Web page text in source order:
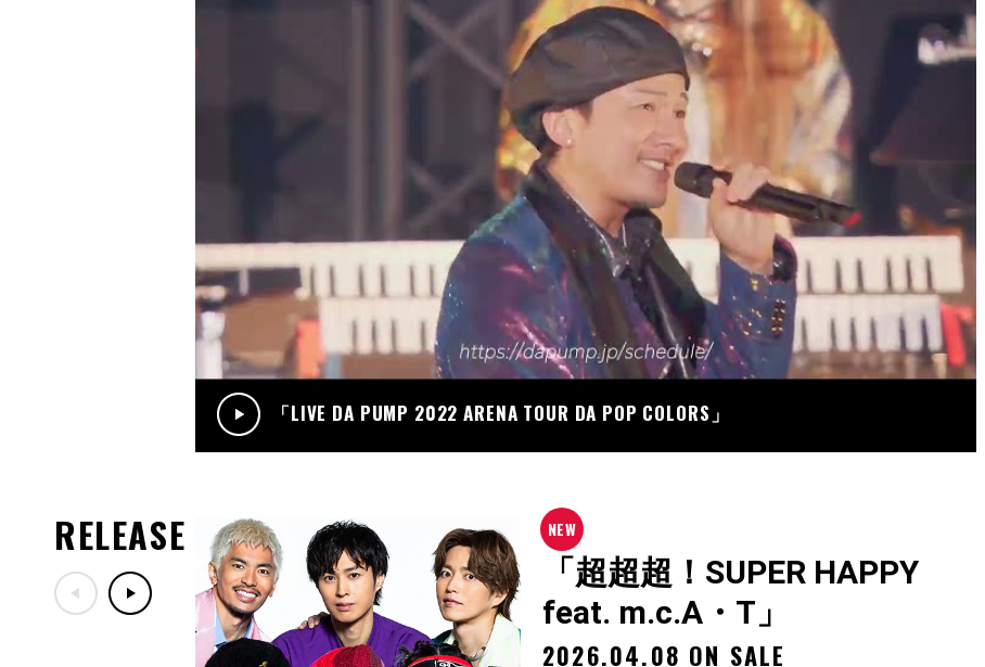
10/24(土)開催「ナインティナインのオールナイトニッポ
ン歌謡祭」出演決定！
7/18(土)TBS「音楽の日2026」出演決定！
2026年8月～11月開催「LIVE DA PUMP 2026 ROAD 2 DA
30th」10/19(月)兵庫公演チケット一般販売(先着)のご案内
07.03
「DA PUMP KIMI PREMIUM LIVE 2026」グッズ通信販売の
07.23
07.19
07.12
「LIVE DA PUMP 2022 ARENA TOUR DA POP COLORS」
RELEASE
「超超超！SUPER HAPPY
feat. m.c.A・T」
2026.04.08 ON SALE